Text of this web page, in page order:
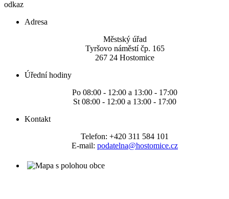
odkaz
Adresa
Městský úřad
Tyršovo náměstí čp. 165
267 24 Hostomice
Úřední hodiny
Po 08:00 - 12:00 a 13:00 - 17:00
St 08:00 - 12:00 a 13:00 - 17:00
Kontakt
Telefon: +420 311 584 101
E-mail: podatelna@hostomice.cz